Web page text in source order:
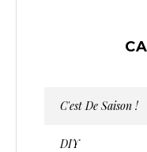
C'est De Saison !
DIY